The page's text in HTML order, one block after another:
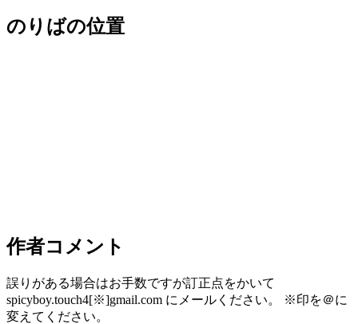
のりばの位置
作者コメント
誤りがある場合はお手数ですが訂正点をかいて
spicyboy.touch4[※]gmail.com にメールください。 ※印を＠に
変えてください。